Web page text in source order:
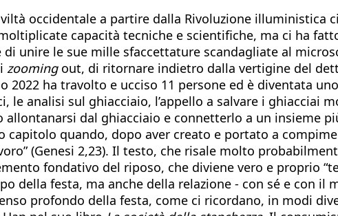
occidentale a partire dalla Rivoluzione
capacità tecniche e scientifiche, ma ci ha
unire le sue mille sfaccettature scandagliate al
zoomingout, di ritornare indietro dalla vertigine del
ha travolto e ucciso 11 persone ed è diventata
analisi sul ghiacciaio, l’appello a salvare i ghiacciai
allontanarsi dal ghiacciaio e connetterlo a un insieme
capitolo quando, dopo aver creato e portato a
(Genesi 2,23). Il testo, che risale molto
fondativo del riposo, che diviene vero e proprio
della festa, ma anche della relazione - con sé e con il
profondo della festa, come ci ricordano, in modi